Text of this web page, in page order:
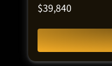
$39,840